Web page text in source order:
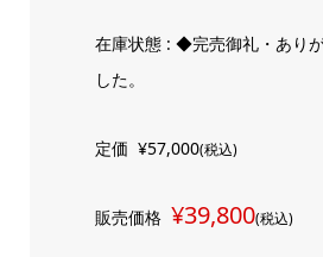
在庫状態 : ◆完売御礼・あり
した。
定価 ¥57,000(税込)
販売価格 ¥39,800(税込)